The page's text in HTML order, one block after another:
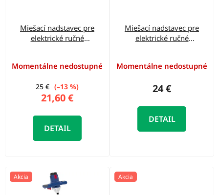
d
Miešací nadstavec pre
elektrické ručné
Momentálne nedostupné
21,60 €
25 € (–13 %)
DETAIL
Miešací nadstavec pre
elektrické ručné
Momentálne nedostupné
24 €
DETAIL
Akcia Akcia